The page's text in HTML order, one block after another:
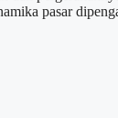
pasar